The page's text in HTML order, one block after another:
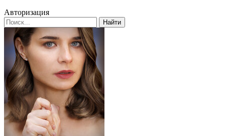
Авторизация
Найти